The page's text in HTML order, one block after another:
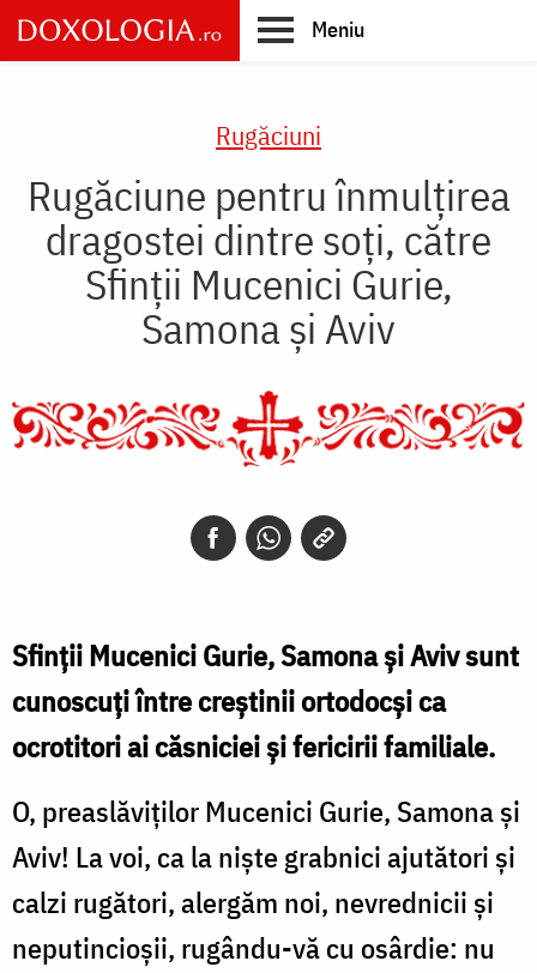
Skip
to
main
Meniu
Rugăciuni
Rugăciune pentru înmulţirea
dragostei dintre soţi, către
Sfinţii Mucenici Gurie,
Samona şi Aviv
Sfinţii Mucenici Gurie, Samona şi Aviv sunt
cunoscuţi între creştinii ortodocşi ca
ocrotitori ai căsniciei şi fericirii familiale.
O, preaslăviţilor Mucenici Gurie, Samona şi
Aviv! La voi, ca la nişte grabnici ajutători şi
calzi rugători, alergăm noi, nevrednicii şi
neputincioşii, rugându-vă cu osârdie: nu